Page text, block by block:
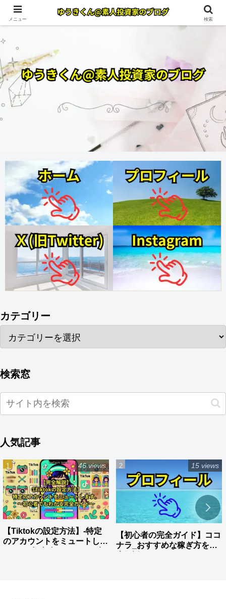
カテゴリー
検索窓
人気記事
【Tiktokの設定方法】-特定
のアカウントをミュートしま
46 views
【初心者の完全ガイド】ココ
ナラ_おすすめな稼ぎ方を徹
15 views
メニュー 検索